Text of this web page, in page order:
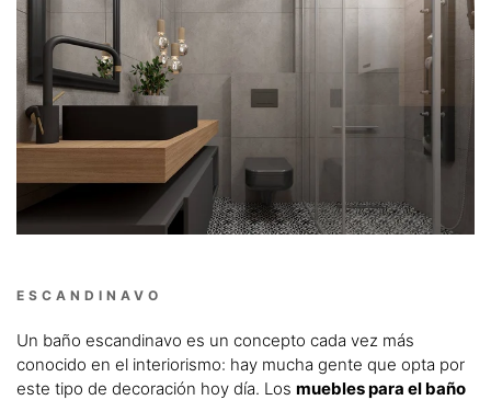
ESCANDINAVO
Un baño escandinavo es un concepto cada vez más
conocido en el interiorismo: hay mucha gente que opta por
este tipo de decoración hoy día. Los muebles para el baño